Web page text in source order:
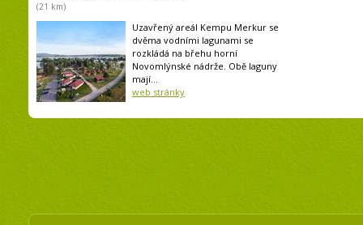
(21 km)
Uzavřený areál Kempu Merkur se
dvěma vodními lagunami se
rozkládá na břehu horní
Novomlýnské nádrže. Obě laguny
mají...
web stránky